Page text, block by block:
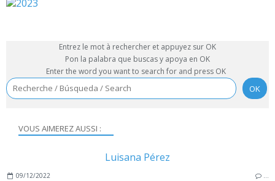
VOUS AIMEREZ AUSSI :
Luisana Pérez
09/12/2022 …
Entrez le mot à rechercher et appuyez sur OK
Pon la palabra que buscas y apoya en OK
Enter the word you want to search for and press OK